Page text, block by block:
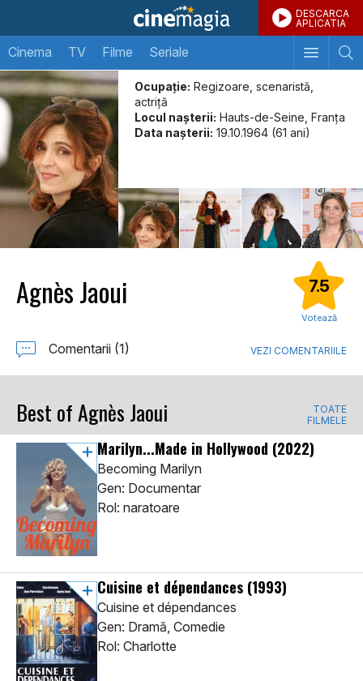
DESCARCA
APLICATIA
Cinema TV Filme Seriale
Ocupație: Regizoare, scenaristă,
actriţă
Locul naşterii: Hauts-de-Seine, Franţa
Data naşterii: 19.10.1964 (61 ani)
Agnès Jaoui 7.5
Votează
Comentarii (1) VEZI COMENTARIILE
Best of Agnès Jaoui
TOATE
FILMELE
Marilyn...Made in Hollywood (2022)
Becoming Marilyn
Gen: Documentar
Rol: naratoare
Cuisine et dépendances (1993)
Cuisine et dépendances
Gen: Dramă, Comedie
Rol: Charlotte